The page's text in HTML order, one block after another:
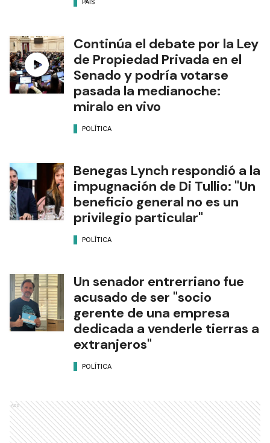
PAÍS
Continúa el debate por la Ley
de Propiedad Privada en el
Senado y podría votarse
pasada la medianoche:
miralo en vivo
POLÍTICA
Benegas Lynch respondió a la
impugnación de Di Tullio: "Un
beneficio general no es un
privilegio particular"
POLÍTICA
Un senador entrerriano fue
acusado de ser "socio
gerente de una empresa
dedicada a venderle tierras a
extranjeros"
POLÍTICA
Ads